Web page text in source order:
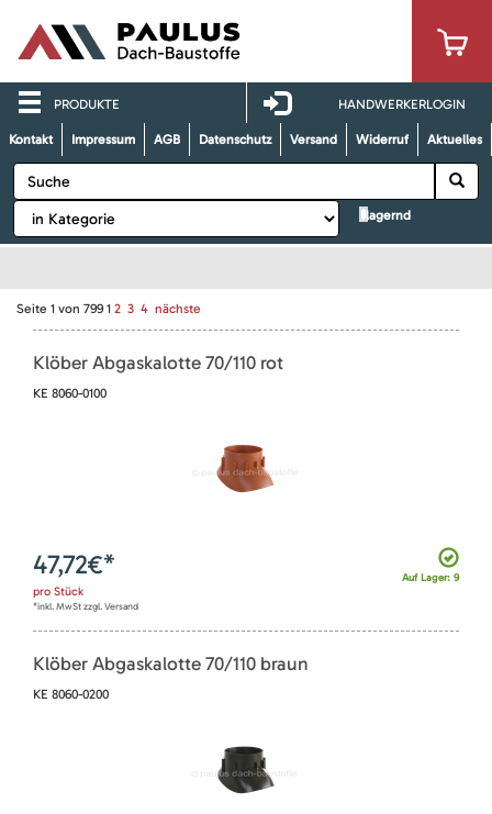
PRODUKTE HANDWERKERLOGIN
Kontakt Impressum AGB Datenschutz Versand Widerruf Aktuelles
lagernd
Seite 1 von 799 1 2 3 4 nächste
Klöber Abgaskalotte 70/110 rot
KE 8060-0100
Auf Lager: 9
47,72€*
pro Stück
*inkl. MwSt zzgl. Versand
Klöber Abgaskalotte 70/110 braun
KE 8060-0200